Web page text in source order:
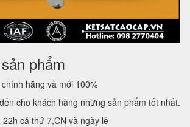
phẩm
hãng và mới 100%
cho khách hàng những sản phẩm tốt nhất.
cả thứ 7,CN và ngày lễ